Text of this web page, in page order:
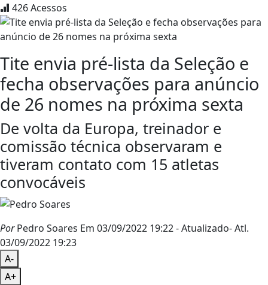
426Acessos
Tite envia pré-lista da Seleção e
fecha observações para anúncio
de 26 nomes na próxima sexta
De volta da Europa, treinador e
comissão técnica observaram e
tiveram contato com 15 atletas
convocáveis
PorPedro Soares Em 03/09/2022 19:22- Atualizado- Atl.
03/09/2022 19:23
A-
A+